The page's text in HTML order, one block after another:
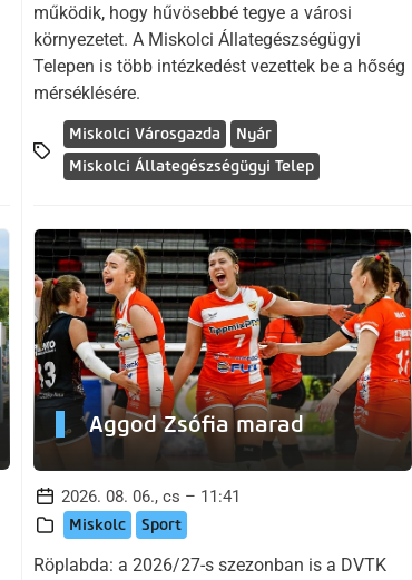
működik, hogy hűvösebbé tegye a városi
környezetet. A Miskolci Állategészségügyi
Telepen is több intézkedést vezettek be a hőség
mérséklésére.
Miskolci Városgazda
Nyár
Miskolci Állategészségügyi Telep
Aggod Zsófia marad
2026. 08. 06., cs – 11:41
Miskolc Sport
Röplabda: a 2026/27-s szezonban is a DVTK